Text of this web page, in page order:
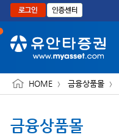
본문으로 바로가기
HOME 금융상품몰
금융상품몰